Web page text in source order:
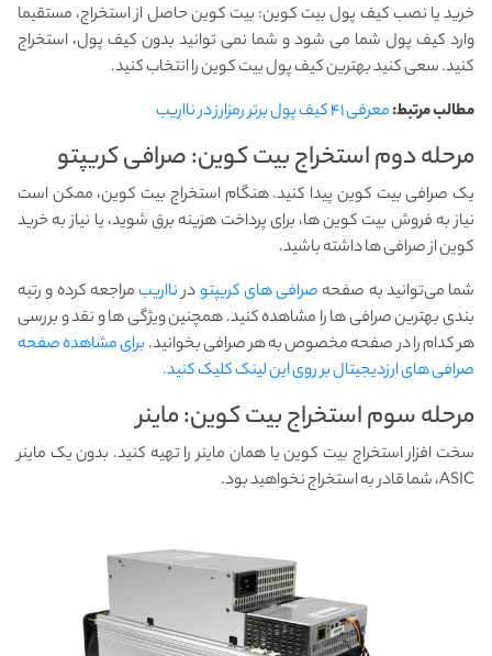
خرید یا نصب کیف پول بیت کوین: بیت کوین حاصل از استخراج، مستقیما
وارد کیف پول شما می شود و شما نمی توانید بدون کیف پول، استخراج
کنید. سعی کنید بهترین کیف پول بیت کوین را انتخاب کنید.
مطالب مرتبط:معرفی ۴۱ کیف پول برتر رمزارز در نااریب
مرحله دوم استخراج بیت کوین: صرافی کریپتو
یک صرافی بیت کوین پیدا کنید. هنگام استخراج بیت کوین، ممکن است
نیاز به فروش بیت کوین ها، برای پرداخت هزینه برق شوید، یا نیاز به خرید
کوین از صرافی ها داشته باشید.
شما می‌توانید به صفحه صرافی های کریپتودرنااریبمراجعه کرده و رتبه
بندی بهترین صرافی ها را مشاهده کنید. همچنین ویژگی ها و نقد و بررسی
هر کدام را در صفحه مخصوص به هر صرافی بخوانید. برای مشاهده صفحه
صرافی های ارزدیجیتال بر روی این لینک کلیک کنید.
مرحله سوم استخراج بیت کوین: ماینر
سخت افزار استخراج بیت کوین یا همان ماینر را تهیه کنید. بدون یک ماینر
ASIC، شما قادر به استخراج نخواهید بود.